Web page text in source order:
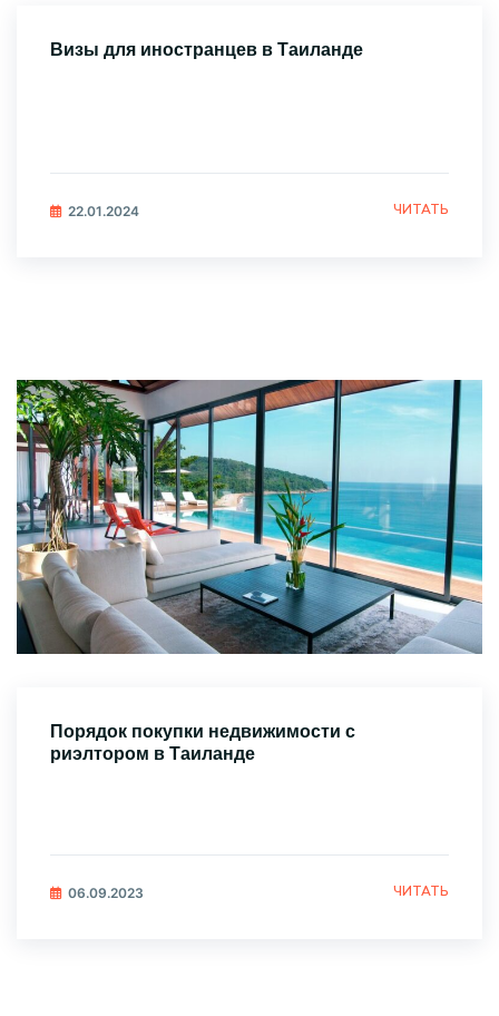
Визы для иностранцев в Таиланде
22.01.2024 ЧИТАТЬ
Порядок покупки недвижимости с
риэлтором в Таиланде
06.09.2023 ЧИТАТЬ